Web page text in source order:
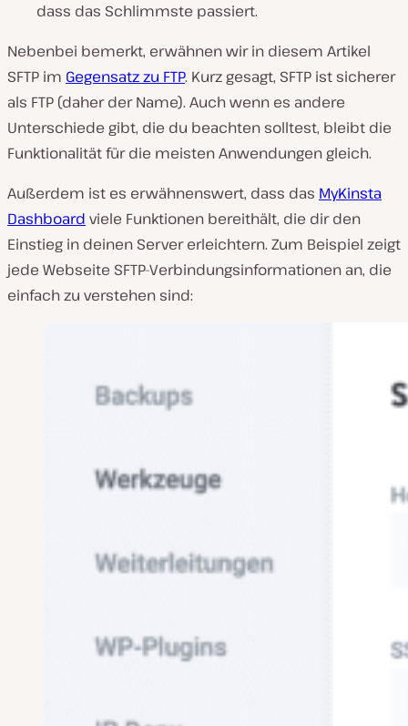
dass das Schlimmste passiert.
Nebenbei bemerkt, erwähnen wir in diesem Artikel
SFTP im Gegensatz zu FTP. Kurz gesagt, SFTP ist sicherer
als FTP (daher der Name). Auch wenn es andere
Unterschiede gibt, die du beachten solltest, bleibt die
Funktionalität für die meisten Anwendungen gleich.
Außerdem ist es erwähnenswert, dass das MyKinsta
Dashboard viele Funktionen bereithält, die dir den
Einstieg in deinen Server erleichtern. Zum Beispiel zeigt
jede Webseite SFTP-Verbindungsinformationen an, die
einfach zu verstehen sind: